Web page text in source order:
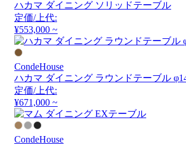
ハカマ ダイニング ソリッドテーブル
定価/上代:
¥553,000 ~
CondeHouse
ハカマ ダイニング ラウンドテーブル
定価/上代:
¥671,000 ~
CondeHouse